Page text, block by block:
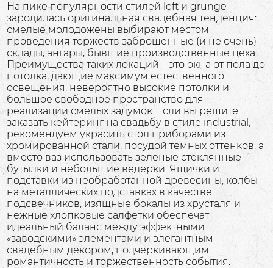
На пике популярности стилей loft и grunge
зародилась оригинальная свадебная тенденция:
смелые молодожены выбирают местом
проведения торжеств заброшенные (и не очень)
склады, ангары, бывшие производственные цеха.
Преимущества таких локаций – это окна от пола до
потолка, дающие максимум естественного
освещения, невероятно высокие потолки и
большое свободное пространство для
реализации смелых задумок. Если вы решите
заказать кейтеринг на свадьбу в стиле industrial,
рекомендуем украсить стол приборами из
хромированной стали, посудой темных оттенков, а
вместо ваз использовать зеленые стеклянные
бутылки и небольшие ведерки. Ящички и
подставки из необработанной древесины, колбы
на металлических подставках в качестве
подсвечников, изящные бокалы из хрусталя и
нежные хлопковые салфетки обеспечат
идеальный баланс между эффектными
«заводскими» элементами и элегантным
свадебным декором, подчеркивающим
романтичность и торжественность события.